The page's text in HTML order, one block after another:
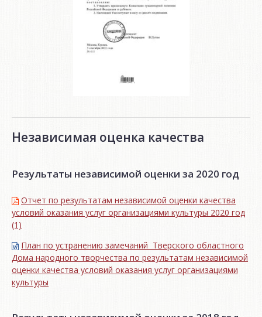
Независимая оценка качества
Результаты независимой оценки за 2020 год
Отчет по результатам независимой оценки качества
условий оказания услуг организациями культуры 2020 год
(1)
План по устранению замечаний Тверского областного
Дома народного творчества по результатам независимой
оценки качества условий оказания услуг организациями
культуры